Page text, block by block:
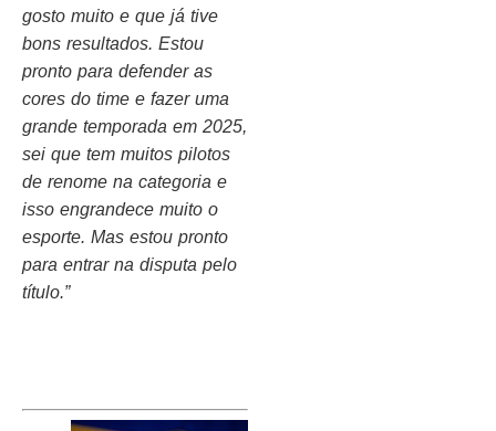
gosto muito e que já tive
bons resultados. Estou
pronto para defender as
cores do time e fazer uma
grande temporada em 2025,
sei que tem muitos pilotos
de renome na categoria e
isso engrandece muito o
esporte. Mas estou pronto
para entrar na disputa pelo
título.”